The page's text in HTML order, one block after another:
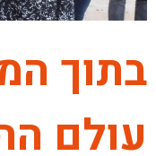
בתוך
עולם